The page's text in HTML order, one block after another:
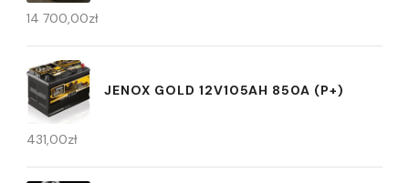
14 700,00zł
JENOX GOLD 12V105AH 850A (P+)
431,00zł